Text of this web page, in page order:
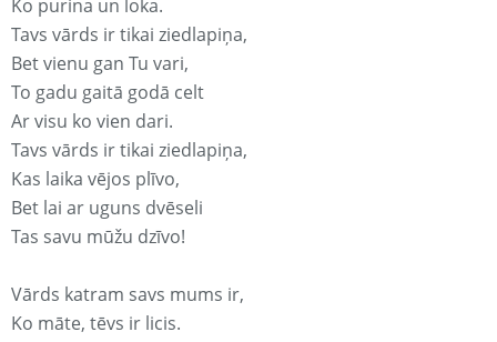
Ko purina un loka.
Tavs vārds ir tikai ziedlapiņa,
Bet vienu gan Tu vari,
To gadu gaitā godā celt
Ar visu ko vien dari.
Tavs vārds ir tikai ziedlapiņa,
Kas laika vējos plīvo,
Bet lai ar uguns dvēseli
Tas savu mūžu dzīvo!
Vārds katram savs mums ir,
Ko māte, tēvs ir licis.